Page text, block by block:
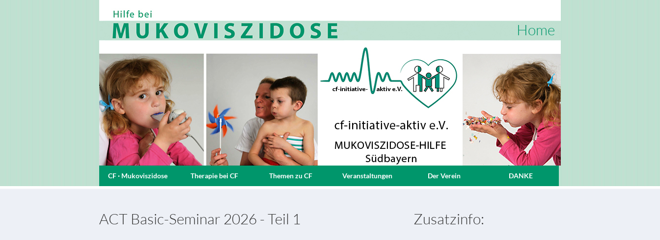
Home
CF · Mukoviszidose Therapie bei CF Themen zu CF Veranstaltungen Der Verein DANKE
ACT Basic-Seminar 2026 - Teil 1 Zusatzinfo: